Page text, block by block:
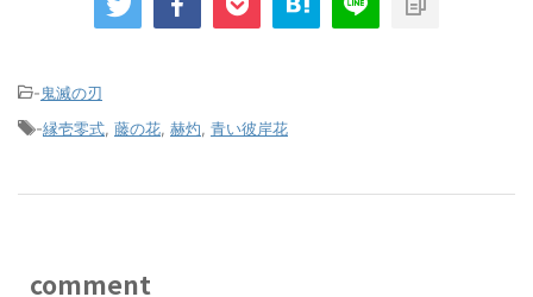
-鬼滅の刃
-縁壱零式 藤の花 赫灼 青い彼岸花
comment